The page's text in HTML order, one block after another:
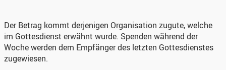
Der Betrag kommt derjenigen Organisation zugute, welche
im Gottesdienst erwähnt wurde. Spenden während der
Woche werden dem Empfänger des letzten Gottesdienstes
zugewiesen.